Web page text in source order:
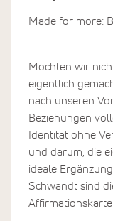
Made for more:
Möchten wir
eigentlich
nach unseren
Beziehungen
Identität ohne
und darum, die
ideale
Schwandt sind